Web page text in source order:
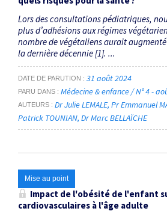
Lors des consultations pédiatriques,
plus d’adhésions aux régimes
nombre de végétaliens aurait augmenté
la dernière décennie [1]. ...
DATE DE PARUTION 31 août 2024
PARU DANS Médecine & enfance / N° 4 -
AUTEURS Dr Julie LEMALE Pr Emmanuel
Patrick TOUNIAN Dr Marc BELLAÏCHE
Mise au point
Impact de l'obésité de l'enfant
cardiovasculaires à l'âge adulte